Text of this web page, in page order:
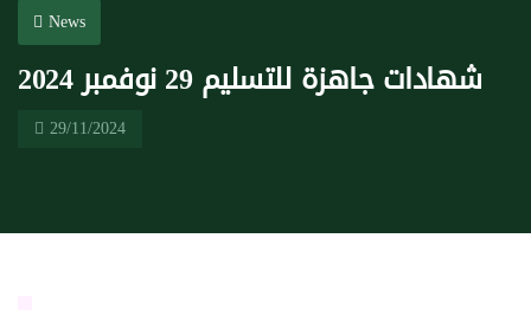
News
شهادات جاهزة للتسليم 29 نوفمبر 2024
29/11/2024